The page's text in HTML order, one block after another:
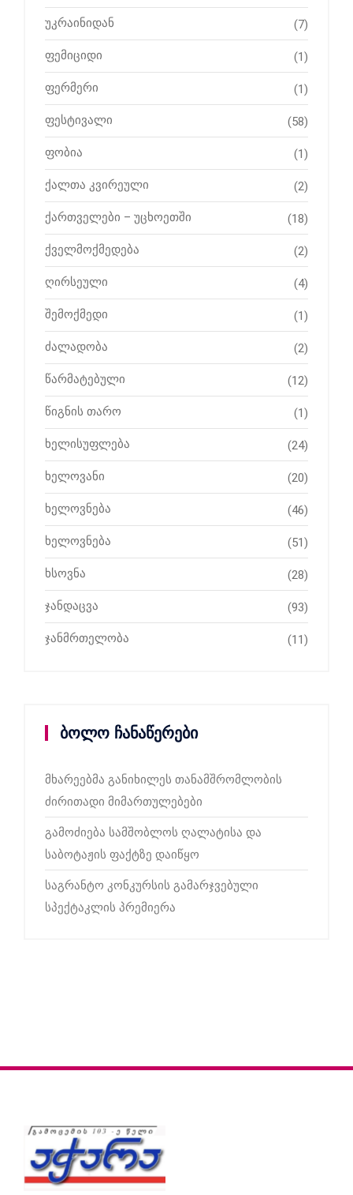
უკრაინიდან (7)
ფემიციდი (1)
ფერმერი (1)
ფესტივალი (58)
ფობია (1)
ქალთა კვირეული (2)
ქართველები – უცხოეთში (18)
ქველმოქმედება (2)
ღირსეული (4)
შემოქმედი (1)
ძალადობა (2)
წარმატებული (12)
წიგნის თარო (1)
ხელისუფლება (24)
ხელოვანი (20)
ხელოვნება (46)
ხელოვნება (51)
ხსოვნა (28)
ჯანდაცვა (93)
ჯანმრთელობა (11)
ბოლო ჩანაწერები
მხარეებმა განიხილეს თანამშრომლობის
ძირითადი მიმართულებები
გამოძიება სამშობლოს ღალატისა და
საბოტაჟის ფაქტზე დაიწყო
საგრანტო კონკურსის გამარჯვებული
სპექტაკლის პრემიერა